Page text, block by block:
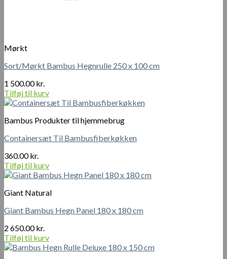
Mørkt
Sort/Mørkt Bambus Hegnrulle 250 x 100 cm
1 500.00kr.
Tilføj til kurv
Bambus Produkter til hjemmebrug
Containersæt Til Bambusfiberkøkken
360.00kr.
Tilføj til kurv
Giant Natural
Giant Bambus Hegn Panel 180 x 180 cm
2 650.00kr.
Tilføj til kurv